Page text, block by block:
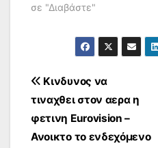
σε "Διαβάστε"
Πλοήγηση
άρθρων
Κινδυνος να
τιναχθει στον αερα η
φετινη Eurovision –
Ανοικτο το ενδεχόμενο